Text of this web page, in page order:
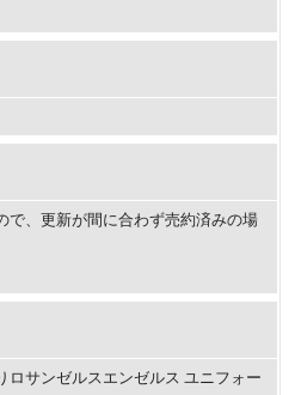
で、更新が間に合わず売約済みの場
ロサンゼルスエンゼルス ユニフォー